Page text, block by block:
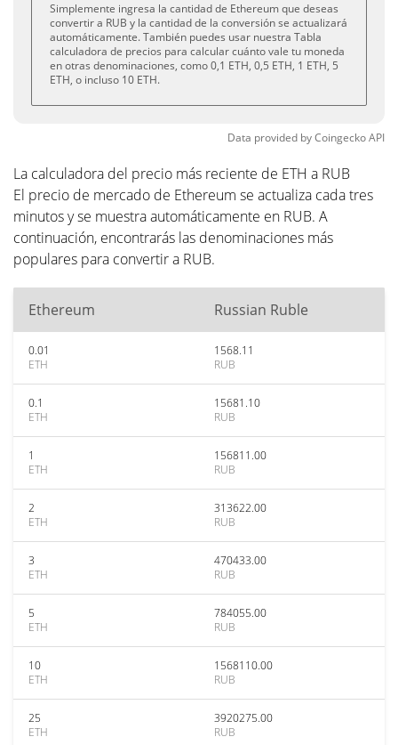
Simplemente ingresa la cantidad de Ethereum que deseas
convertir a RUB y la cantidad de la conversión se actualizará
automáticamente. También puedes usar nuestra Tabla
calculadora de precios para calcular cuánto vale tu moneda
en otras denominaciones, como 0,1 ETH, 0,5 ETH, 1 ETH, 5
ETH, o incluso 10 ETH.
Data provided byCoingeckoAPI
La calculadora del precio más reciente de ETH a RUB
El precio de mercado de Ethereum se actualiza cada tres
minutos y se muestra automáticamente en RUB. A
continuación, encontrarás las denominaciones más
populares para convertir a RUB.
Ethereum Russian Ruble
0.01
ETH
1568.11
RUB
0.1
ETH
15681.10
RUB
1
ETH
156811.00
RUB
2
ETH
313622.00
RUB
3
ETH
470433.00
RUB
5
ETH
784055.00
RUB
10
ETH
1568110.00
RUB
25
ETH
3920275.00
RUB